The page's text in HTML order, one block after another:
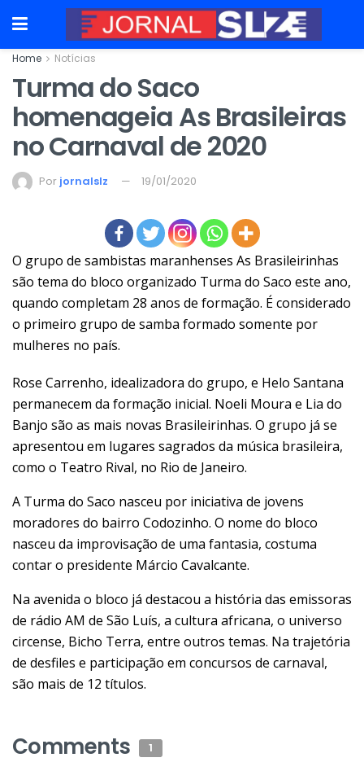
Home Notícias
Turma do Saco
homenageia As Brasileiras
no Carnaval de 2020
Por jornalslz 19/01/2020
O grupo de sambistas maranhenses As Brasileirinhas
são tema do bloco organizado Turma do Saco este ano,
quando completam 28 anos de formação. É considerado
o primeiro grupo de samba formado somente por
mulheres no país.
Rose Carrenho, idealizadora do grupo, e Helo Santana
permanecem da formação inicial. Noeli Moura e Lia do
Banjo são as mais novas Brasileirinhas. O grupo já se
apresentou em lugares sagrados da música brasileira,
como o Teatro Rival, no Rio de Janeiro.
A Turma do Saco nasceu por iniciativa de jovens
moradores do bairro Codozinho. O nome do bloco
nasceu da improvisação de uma fantasia, costuma
contar o presidente Márcio Cavalcante.
Na avenida o bloco já destacou a história das emissoras
de rádio AM de São Luís, a cultura africana, o universo
circense, Bicho Terra, entre outros temas. Na trajetória
de desfiles e participação em concursos de carnaval,
são mais de 12 títulos.
Comments 1